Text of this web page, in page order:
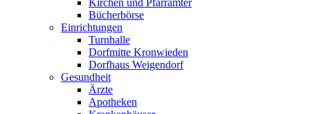
Kirchen und Pfarrämter
Bücherbörse
Einrichtungen
Turnhalle
Dorfmitte Kronwieden
Dorfhaus Weigendorf
Gesundheit
Ärzte
Apotheken